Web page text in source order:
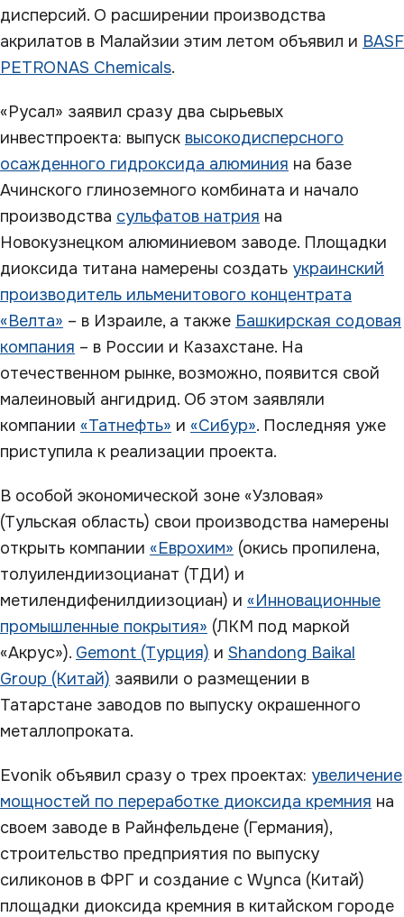
дисперсий. О расширении производства
акрилатов в Малайзии этим летом объявил и BASF
PETRONAS Chemicals.
«Русал» заявил сразу два сырьевых
инвестпроекта: выпуск высокодисперсного
осажденного гидроксида алюминия на базе
Ачинского глиноземного комбината и начало
производства сульфатов натрия на
Новокузнецком алюминиевом заводе. Площадки
диоксида титана намерены создать украинский
производитель ильменитового концентрата
«Велта» – в Израиле, а также Башкирская содовая
компания – в России и Казахстане. На
отечественном рынке, возможно, появится свой
малеиновый ангидрид. Об этом заявляли
компании «Татнефть» и «Сибур». Последняя уже
приступила к реализации проекта.
В особой экономической зоне «Узловая»
(Тульская область) свои производства намерены
открыть компании «Еврохим» (окись пропилена,
толуилендиизоцианат (ТДИ) и
метилендифенилдиизоциан) и «Инновационные
промышленные покрытия» (ЛКМ под маркой
«Акрус»). Gemont (Турция) и Shandong Baikal
Group (Китай) заявили о размещении в
Татарстане заводов по выпуску окрашенного
металлопроката.
Evonik объявил сразу о трех проектах: увеличение
мощностей по переработке диоксида кремния на
своем заводе в Райнфельдене (Германия),
строительство предприятия по выпуску
силиконов в ФРГ и создание с Wynca (Китай)
площадки диоксида кремния в китайском городе